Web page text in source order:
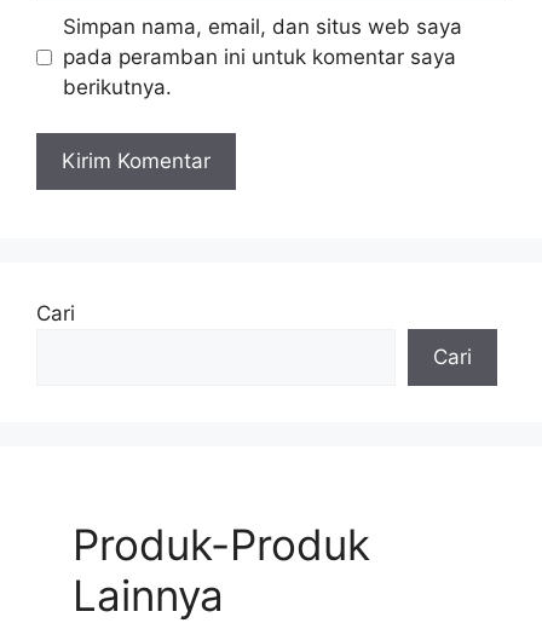
Simpan nama, email, dan situs web saya
pada peramban ini untuk komentar saya
berikutnya.
Cari
Cari
Produk-Produk
Lainnya